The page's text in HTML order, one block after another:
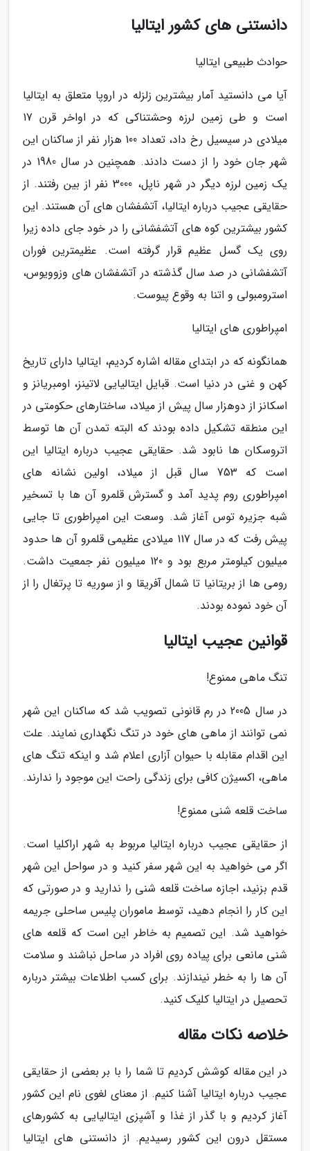
دانستنی های کشور ایتالیا
حوادث طبیعی ایتالیا
آیا می دانستید آمار بیشترین زلزله در اروپا متعلق به ایتالیا
است و طی زمین لرزه وحشتناکی که در اواخر قرن 17
میلادی در سیسیل رخ داد، تعداد 100 هزار نفر از ساکنان این
شهر جان خود را از دست دادند. همچنین در سال 1980 در
یک زمین لرزه دیگر در شهر ناپل، 3000 نفر از بین رفتند. از
حقایقی عجیب درباره ایتالیا، آتشفشان های آن هستند. این
کشور بیشترین کوه های آتشفشانی را در خود جای داده زیرا
روی یک گسل عظیم قرار گرفته است. عظیمترین فوران
آتشفشانی در صد سال گذشته در آتشفشان های وزوویوس،
استرومبولی و اتنا به وقوع پیوست.
امپراطوری های ایتالیا
همانگونه که در ابتدای مقاله اشاره کردیم، ایتالیا دارای تاریخ
کهن و غنی در دنیا است. قبایل ایتالیایی لاتینز، اومبریانز و
اسکانز از دوهزار سال پیش از میلاد، ساختارهای حکومتی در
این منطقه تشکیل داده بودند که البته تمدن آن ها توسط
اتروسکان ها نابود شد. حقایقی عجیب درباره ایتالیا این
است که 753 سال قبل از میلاد، اولین نشانه های
امپراطوری روم پدید آمد و گسترش قلمرو آن ها با تسخیر
شبه جزیره توس آغاز شد. وسعت این امپراطوری تا جایی
پیش رفت که در سال 117 میلادی عظیمی قلمرو آن ها حدود
میلیون کیلومتر مربع بود و 120 میلیون نفر جمعیت داشت.
رومی ها از بریتانیا تا شمال آفریقا و از سوریه تا پرتغال را از
آن خود نموده بودند.
قوانین عجیب ایتالیا
تنگ ماهی ممنوع!
در سال 2005 در رم قانونی تصویب شد که ساکنان این شهر
نمی توانند از ماهی های خود در تنگ نگهداری نمایند. علت
این اقدام مقابله با حیوان آزاری اعلام شد و اینکه تنگ های
ماهی، اکسیژن کافی برای زندگی راحت این موجود را ندارند.
ساخت قلعه شنی ممنوع!
از حقایقی عجیب درباره ایتالیا مربوط به شهر اراکلیا است.
اگر می خواهید به این شهر سفر کنید و در سواحل این شهر
قدم بزنید، اجازه ساخت قلعه شنی را ندارید و در صورتی که
این کار را انجام دهید، توسط ماموران پلیس ساحلی جریمه
خواهید شد. این تصمیم به خاطر این است که قلعه های
شنی مانعی برای پیاده روی افراد در ساحل نباشند و سلامت
آن ها را به خطر نیندازند. برای کسب اطلاعات بیشتر درباره
تحصیل در ایتالیا کلیک کنید.
خلاصه نکات مقاله
در این مقاله کوشش کردیم تا شما را با بر بعضی از حقایقی
عجیب درباره ایتالیا آشنا کنیم. از معنای لغوی نام این کشور
آغاز کردیم و با گذر از غذا و آشپزی ایتالیایی به کشورهای
مستقل درون این کشور رسیدیم. از دانستنی های ایتالیا